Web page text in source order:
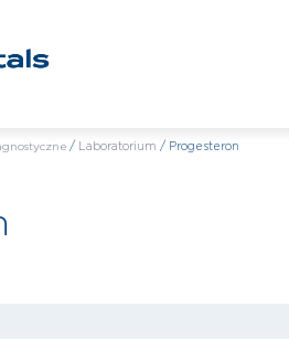
/ Laboratorium / Progesteron